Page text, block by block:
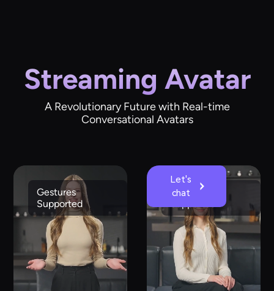
Streaming Avatar
A Revolutionary Future with Real-time
Conversational Avatars
Gestures
Supported
Emotions
Let's
chat